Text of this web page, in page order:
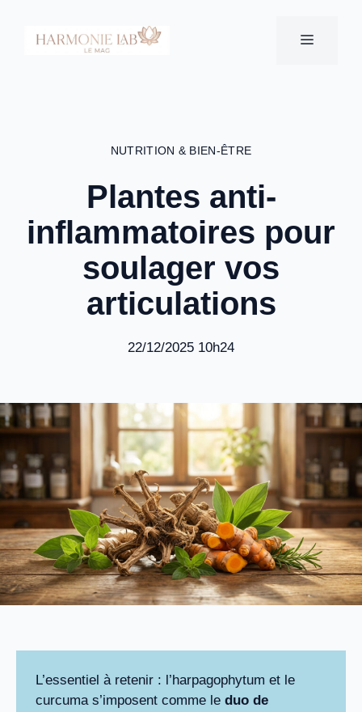
contenu
MENU
NUTRITION & BIEN-ÊTRE
Plantes anti-
inflammatoires pour
soulager vos
articulations
22/12/2025 10h24
L’essentiel à retenir : l’harpagophytum et le
curcuma s’imposent comme le duo de